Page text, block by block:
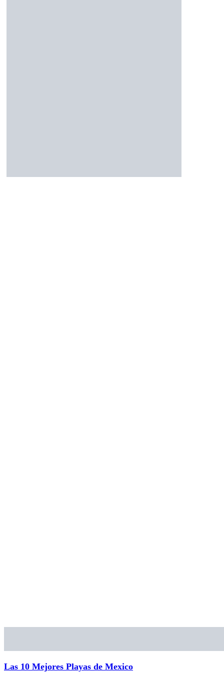
Las 10 Mejores Playas de Mexico